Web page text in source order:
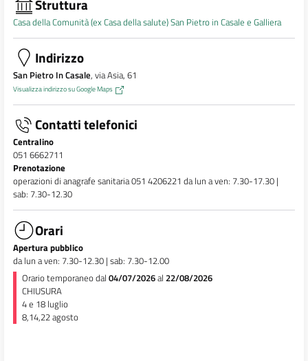
Struttura
Casa della Comunità (ex Casa della salute) San Pietro in Casale e Galliera
Indirizzo
San Pietro In Casale, via Asia, 61
Visualizza indirizzo su Google Maps
Contatti telefonici
Centralino
051 6662711
Prenotazione
operazioni di anagrafe sanitaria 051 4206221 da lun a ven: 7.30-17.30 |
sab: 7.30-12.30
Orari
Apertura pubblico
da lun a ven: 7.30-12.30 | sab: 7.30-12.00
Orario temporaneo dal 04/07/2026al 22/08/2026
CHIUSURA
4 e 18 luglio
8,14,22 agosto